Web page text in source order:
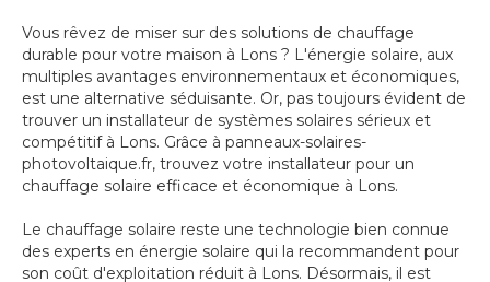
Vous rêvez de miser sur des solutions de chauffage
durable pour votre maison à Lons ? L'énergie solaire, aux
multiples avantages environnementaux et économiques,
est une alternative séduisante. Or, pas toujours évident de
trouver un installateur de systèmes solaires sérieux et
compétitif à Lons. Grâce à panneaux-solaires-
photovoltaique.fr, trouvez votre installateur pour un
chauffage solaire efficace et économique à Lons.
Le chauffage solaire reste une technologie bien connue
des experts en énergie solaire qui la recommandent pour
son coût d'exploitation réduit à Lons. Désormais, il est